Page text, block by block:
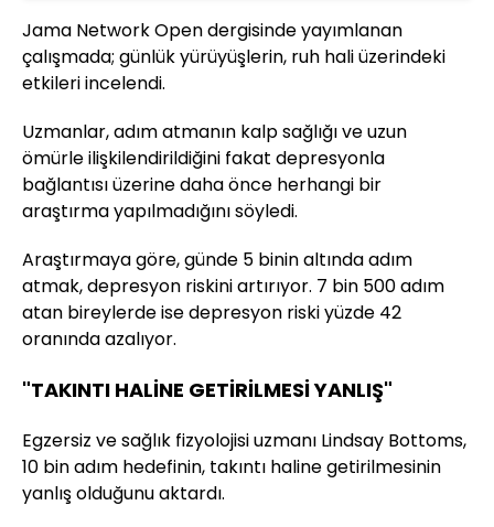
Jama Network Open dergisinde yayımlanan
çalışmada; günlük yürüyüşlerin, ruh hali üzerindeki
etkileri incelendi.
Uzmanlar, adım atmanın kalp sağlığı ve uzun
ömürle ilişkilendirildiğini fakat depresyonla
bağlantısı üzerine daha önce herhangi bir
araştırma yapılmadığını söyledi.
Araştırmaya göre, günde 5 binin altında adım
atmak, depresyon riskini artırıyor. 7 bin 500 adım
atan bireylerde ise depresyon riski yüzde 42
oranında azalıyor.
"TAKINTI HALİNE GETİRİLMESİ YANLIŞ"
Egzersiz ve sağlık fizyolojisi uzmanı Lindsay Bottoms,
10 bin adım hedefinin, takıntı haline getirilmesinin
yanlış olduğunu aktardı.